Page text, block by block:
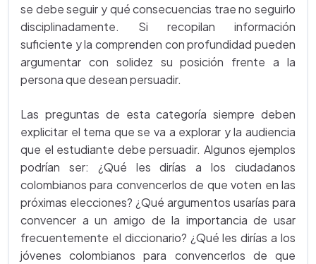
se debe seguir y qué consecuencias trae no seguirlo
disciplinadamente. Si recopilan información
suficiente y la comprenden con profundidad pueden
argumentar con solidez su posición frente a la
persona que desean persuadir.
Las preguntas de esta categoría siempre deben
explicitar el tema que se va a explorar y la audiencia
que el estudiante debe persuadir. Algunos ejemplos
podrían ser: ¿Qué les dirías a los ciudadanos
colombianos para convencerlos de que voten en las
próximas elecciones? ¿Qué argumentos usarías para
convencer a un amigo de la importancia de usar
frecuentemente el diccionario? ¿Qué les dirías a los
jóvenes colombianos para convencerlos de que